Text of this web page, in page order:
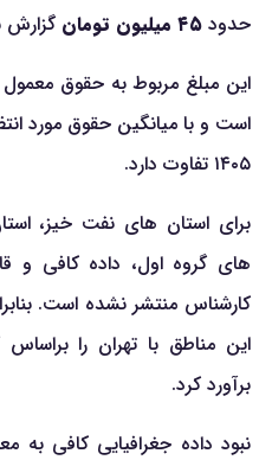
حدود ۴۵ میلیون تومان
این مبلغ مربوط به حقوق
۱۴۰۵ تفاوت دارد.
برای استان های نفت خیز،
های گروه اول، داده کافی و
کارشناس منتشر نشده است.
این مناطق با تهران را براساس
برآورد کرد.
نبود داده جغرافیایی کافی به